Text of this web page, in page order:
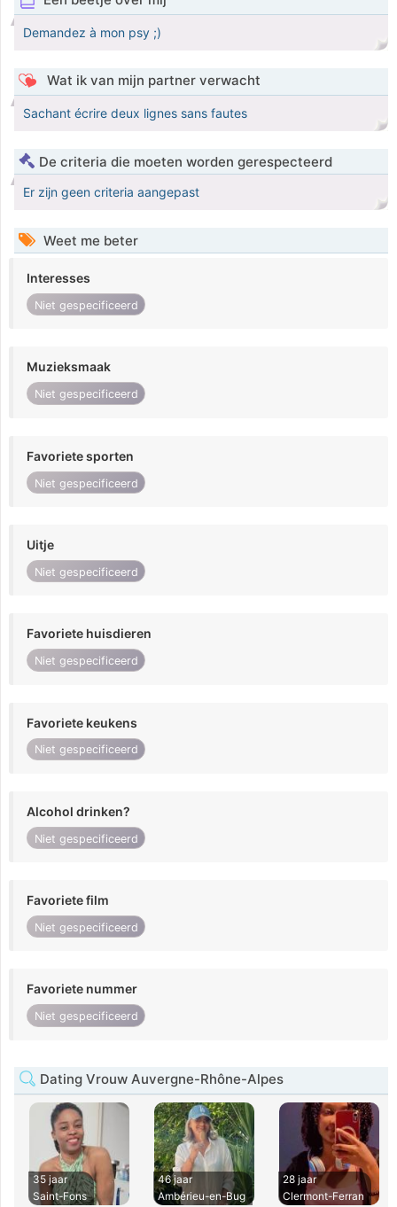
Demandez à mon psy ;)
Wat ik van mijn partner verwacht
Sachant écrire deux lignes sans fautes
De criteria die moeten worden gerespecteerd
Er zijn geen criteria aangepast
Weet me beter
Interesses
Niet gespecificeerd
Muzieksmaak
Niet gespecificeerd
Favoriete sporten
Niet gespecificeerd
Uitje
Niet gespecificeerd
Favoriete huisdieren
Niet gespecificeerd
Favoriete keukens
Niet gespecificeerd
Alcohol drinken?
Niet gespecificeerd
Favoriete film
Niet gespecificeerd
Favoriete nummer
Niet gespecificeerd
Dating Vrouw Auvergne-Rhône-Alpes
35 jaar
Saint-Fons
46 jaar
Ambérieu-en-Bug
28 jaar
Clermont-Ferran